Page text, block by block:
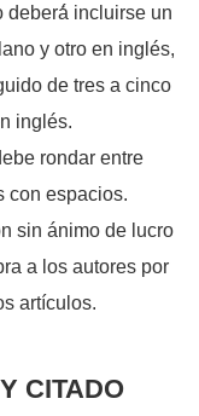
deberá́ incluirse un
y otro en inglés,
de tres a cinco
inglés.
rondar entre
con espacios.
sin ánimo de lucro
a los autores por
artículos.
CITADO